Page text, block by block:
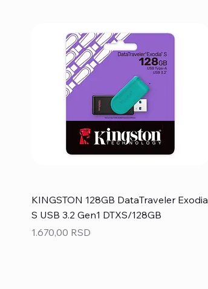
KINGSTON 128GB DataTraveler Exodia
S USB 3.2 Gen1 DTXS/128GB
Price
1.670,00 RSD